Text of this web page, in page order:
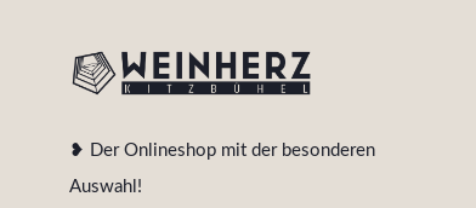
❥ Der Onlineshop mit der besonderen
Auswahl!